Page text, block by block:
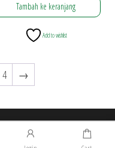
Tambah ke keranjang
Add to wishlist
4 →
Theme:Envo Shop
The